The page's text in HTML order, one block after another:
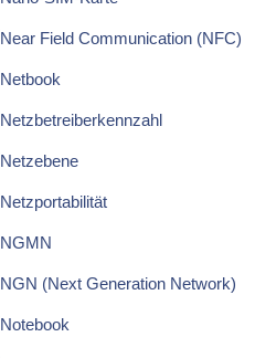
Near Field Communication (NFC)
Netbook
Netzbetreiberkennzahl
Netzebene
Netzportabilität
NGMN
NGN (Next Generation Network)
Notebook